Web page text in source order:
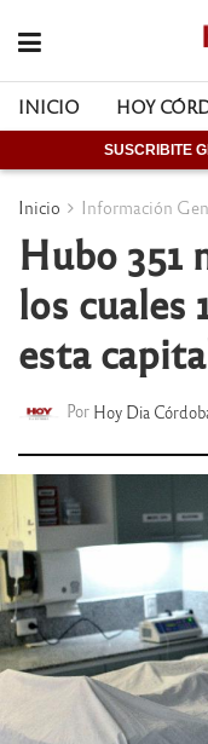
INICIO HOY
SUSCRIBITE
Inicio Información
Hubo 351
los cuales
esta
Por Hoy Dia